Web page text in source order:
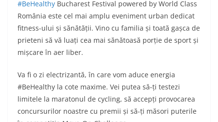
#BeHealthy Bucharest Festival powered by World Class
România este cel mai amplu eveniment urban dedicat
fitness-ului și sănătății. Vino cu familia și toată gașca de
prieteni să vă luați cea mai sănătoasă porție de sport și
mișcare în aer liber.
Va fi o zi electrizantă, în care vom aduce energia
#BeHealthy la cote maxime. Vei putea să-ți testezi
limitele la maratonul de cycling, să accepți provocarea
concursurilor noastre cu premii și să-ți măsori puterile